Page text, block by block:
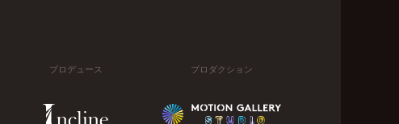
プロデュース プロダクション